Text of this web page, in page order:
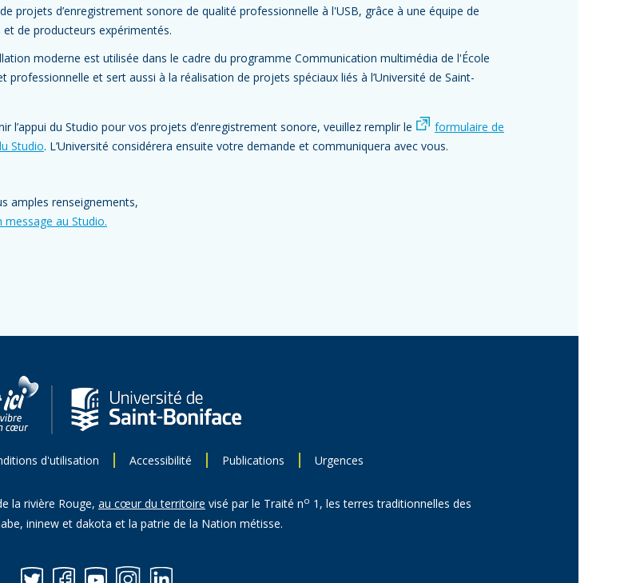
projets d’enregistrement sonore de qualité professionnelle à l'USB, grâce à une équipe de
et de producteurs expérimentés.
moderne est utilisée dans le cadre du programme Communication multimédia de l'École
professionnelle et sert aussi à la réalisation de projets spéciaux liés à l’Université de Saint-
l’appui du Studio pour vos projets d’enregistrement sonore, veuillez remplir le
formulaire de
Studio. L’Université considérera ensuite votre demande et communiquera avec vous.
amples renseignements,
message au Studio.
d'utilisation Accessibilité Publications Urgences
la rivière Rouge, au cœur du territoire visé par le Traité no 1, les terres traditionnelles des
ininew et dakota et la patrie de la Nation métisse.